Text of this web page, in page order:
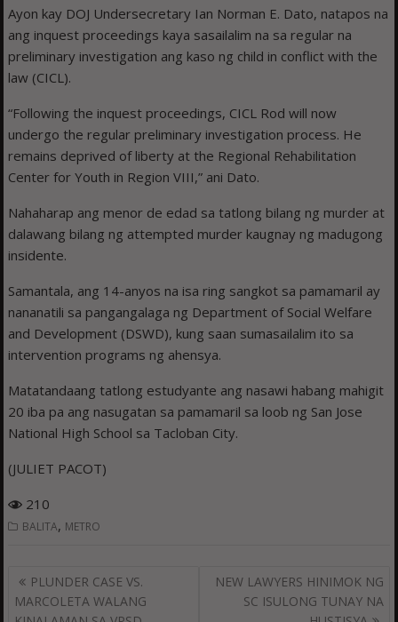
Ayon kay DOJ Undersecretary Ian Norman E. Dato, natapos na
ang inquest proceedings kaya sasailalim na sa regular na
preliminary investigation ang kaso ng child in conflict with the
law (CICL).
“Following the inquest proceedings, CICL Rod will now
undergo the regular preliminary investigation process. He
remains deprived of liberty at the Regional Rehabilitation
Center for Youth in Region VIII,” ani Dato.
Nahaharap ang menor de edad sa tatlong bilang ng murder at
dalawang bilang ng attempted murder kaugnay ng madugong
insidente.
Samantala, ang 14-anyos na isa ring sangkot sa pamamaril ay
nananatili sa pangangalaga ng Department of Social Welfare
and Development (DSWD), kung saan sumasailalim ito sa
intervention programs ng ahensya.
Matatandaang tatlong estudyante ang nasawi habang mahigit
20 iba pa ang nasugatan sa pamamaril sa loob ng San Jose
National High School sa Tacloban City.
(JULIET PACOT)
210
BALITA, METRO
Post
navigation
PLUNDER CASE VS.
MARCOLETA WALANG
NEW LAWYERS HINIMOK NG
SC ISULONG TUNAY NA